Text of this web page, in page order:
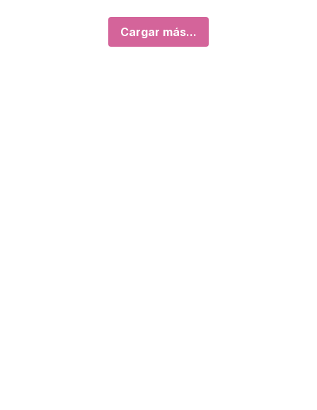
Cargar más...